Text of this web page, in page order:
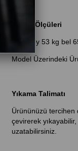
Model Ölçüleri
1.70 boy 53 kg bel
Model Üzerindeki
Yıkama Talimatı
Ürününüzü tercihen
çevirerek
uzatabilirsiniz.